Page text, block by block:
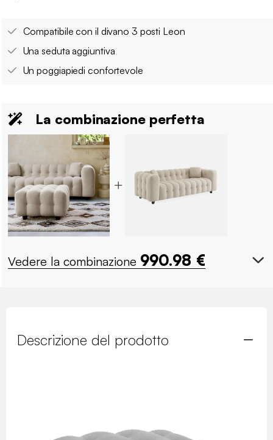
Compatibile con il divano 3 posti Leon
Una seduta aggiuntiva
Un poggiapiedi confortevole
La combinazione perfetta
Vedere la combinazione 990.98 €
Descrizione del prodotto